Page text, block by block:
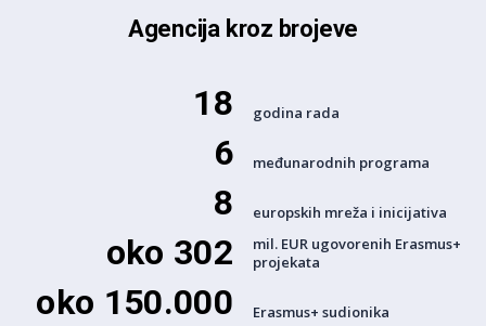
Agencija kroz brojeve
18 godina rada
6 međunarodnih programa
8 europskih mreža i inicijativa
oko 302
mil. EUR ugovorenih Erasmus+
projekata
oko 150.000 Erasmus+ sudionika